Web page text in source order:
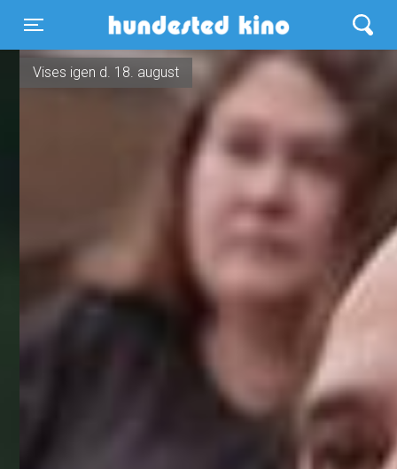
Toggle navigation
Hundested Kino
Vises igen d. 18. august